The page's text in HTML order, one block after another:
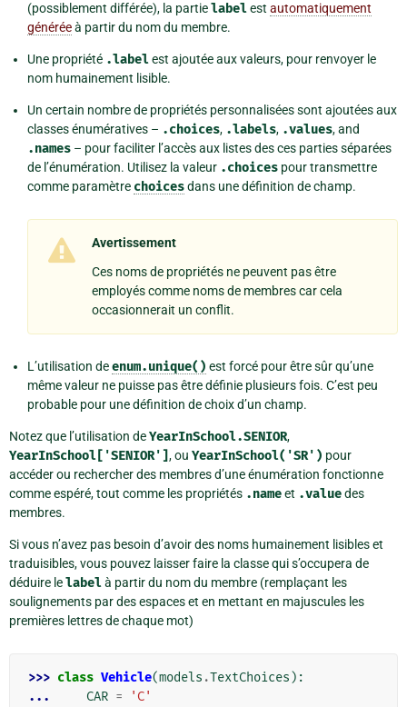
(possiblement différée), la partielabelest automatiquement
généréeà partir du nom du membre.
Une propriété .labelest ajoutée aux valeurs, pour renvoyer le
nom humainement lisible.
Un certain nombre de propriétés personnalisées sont ajoutées aux
classes énumératives – .choices, .labels, .values, and
.names – pour faciliter l’accès aux listes des ces parties séparées
de l’énumération. Utilisez la valeur .choices pour transmettre
comme paramètre choicesdans une définition de champ.
Avertissement
Ces noms de propriétés ne peuvent pas être
employés comme noms de membres car cela
occasionnerait un conflit.
L’utilisation deenum.unique() est forcé pour être sûr qu’une
même valeur ne puisse pas être définie plusieurs fois. C’est peu
probable pour une définition de choix d’un champ.
Notez que l’utilisation deYearInSchool.SENIOR,
YearInSchool['SENIOR'], ou YearInSchool('SR') pour
accéder ou rechercher des membres d’une énumération fonctionne
comme espéré, tout comme les propriétés .nameet .valuedes
membres.
Si vous n’avez pas besoin d’avoir des noms humainement lisibles et
traduisibles, vous pouvez laisser faire la classe qui s’occupera de
déduire lelabelà partir du nom du membre (remplaçant les
soulignements par des espaces et en mettant en majuscules les
premières lettres de chaque mot)
>>> class Vehicle(models .TextChoices ):
...
CAR =
'C'